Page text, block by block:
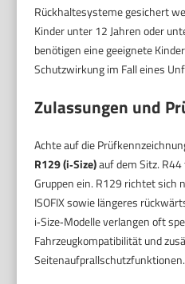
Rückhaltesysteme gesichert
Kinder unter 12 Jahren oder
benötigen eine geeignete
Schutzwirkung im Fall eines
Zulassungen und
Achte auf die
R129 (i‑Size)auf dem Sitz.
Gruppen ein. R129 richtet sich
ISOFIX sowie längeres
i‑Size‑Modelle verlangen oft
Fahrzeugkompatibilität und
Seitenaufprallschutzfunktionen.